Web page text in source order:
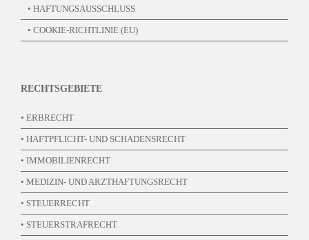
• HAFTUNGSAUSSCHLUSS
• COOKIE-RICHTLINIE (EU)
RECHTSGEBIETE
• ERBRECHT
• HAFTPFLICHT- UND SCHADENSRECHT
• IMMOBILIENRECHT
• MEDIZIN- UND ARZTHAFTUNGSRECHT
• STEUERRECHT
• STEUERSTRAFRECHT